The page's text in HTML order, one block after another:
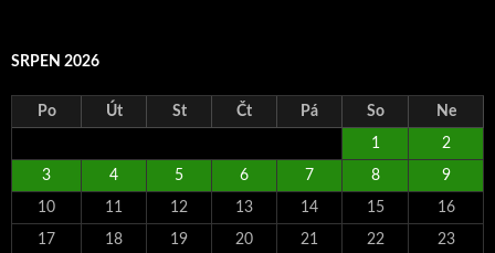
SRPEN 2026
Po Út St Čt Pá So Ne
1 2
3 4 5 6 7 8 9
10 11 12 13 14 15 16
17 18 19 20 21 22 23